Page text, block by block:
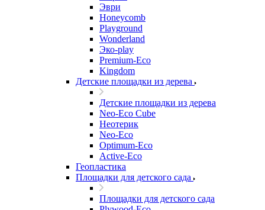
Эври
Honeycomb
Playground
Wonderland
Эко-play
Premium-Eco
Kingdom
Детские площадки из дерева
Детские площадки из дерева
Neo-Eco Cube
Неотерик
Neo-Eco
Оptimum-Еco
Active-Eco
Геопластика
Площадки для детского сада
Площадки для детского сада